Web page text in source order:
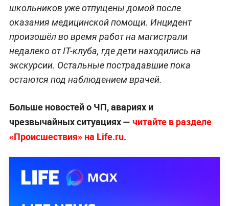
школьников уже отпущены домой после
оказания медицинской помощи. Инцидент
произошёл во время работ на магистрали
недалеко от IT-клуба, где дети находились на
экскурсии. Остальные пострадавшие пока
остаются под наблюдением врачей.
Больше новостей о ЧП, авариях и
чрезвычайных ситуациях — читайте в разделе
«Происшествия» на Life.ru.